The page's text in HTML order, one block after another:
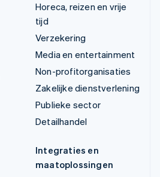
Horeca, reizen en vrije
tijd
Verzekering
Media en entertainment
Non-profitorganisaties
Zakelijke dienstverlening
Publieke sector
Detailhandel
Integraties en
maatoplossingen